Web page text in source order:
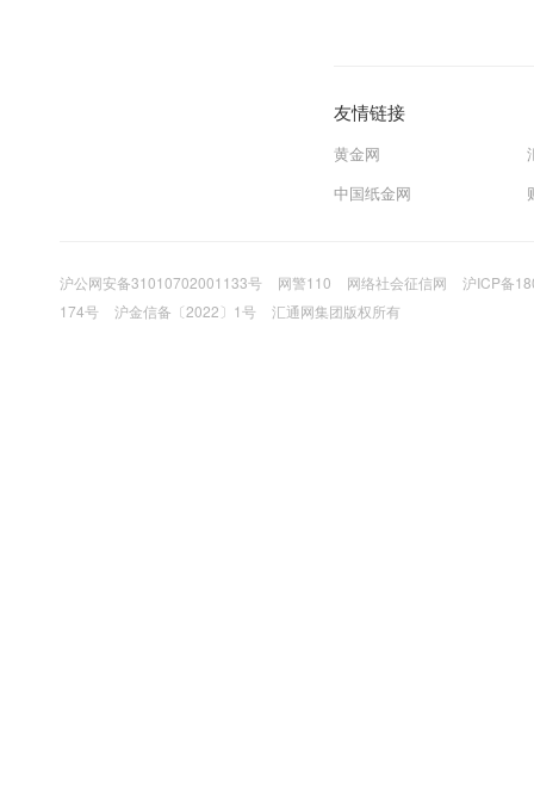
友情链接
黄金网
中国纸金网
沪公网安备31010702001133号 网警110 网络社会征信网
沪ICP备
174号
沪金信备〔2022〕1号 汇通网集团版权所有